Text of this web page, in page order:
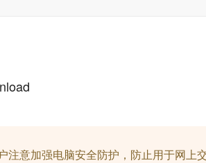
注意加强电脑安全防护，防止用于网